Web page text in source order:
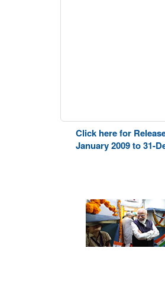
Click here for
January 2009 to 31-